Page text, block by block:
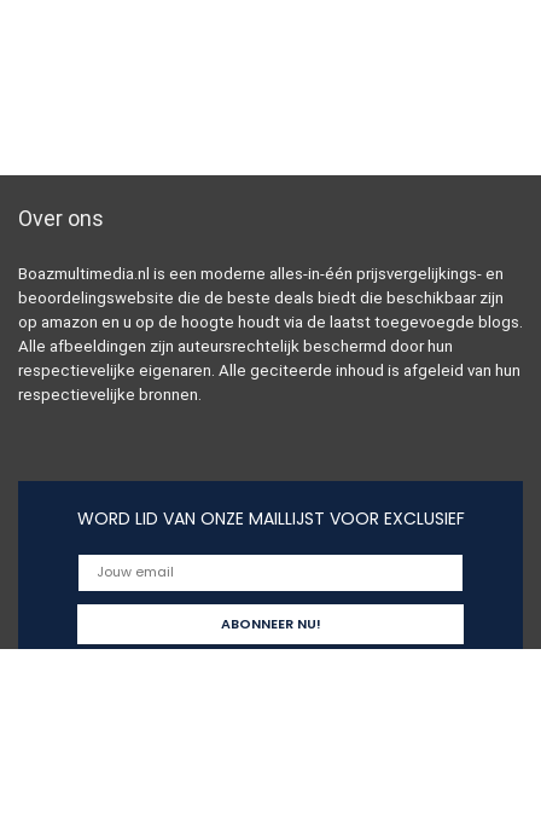
Over ons
Boazmultimedia.nl is een moderne alles-in-één prijsvergelijkings- en
beoordelingswebsite die de beste deals biedt die beschikbaar zijn
op amazon en u op de hoogte houdt via de laatst toegevoegde blogs.
Alle afbeeldingen zijn auteursrechtelijk beschermd door hun
respectievelijke eigenaren. Alle geciteerde inhoud is afgeleid van hun
respectievelijke bronnen.
WORD LID VAN ONZE MAILLIJST VOOR EXCLUSIEF